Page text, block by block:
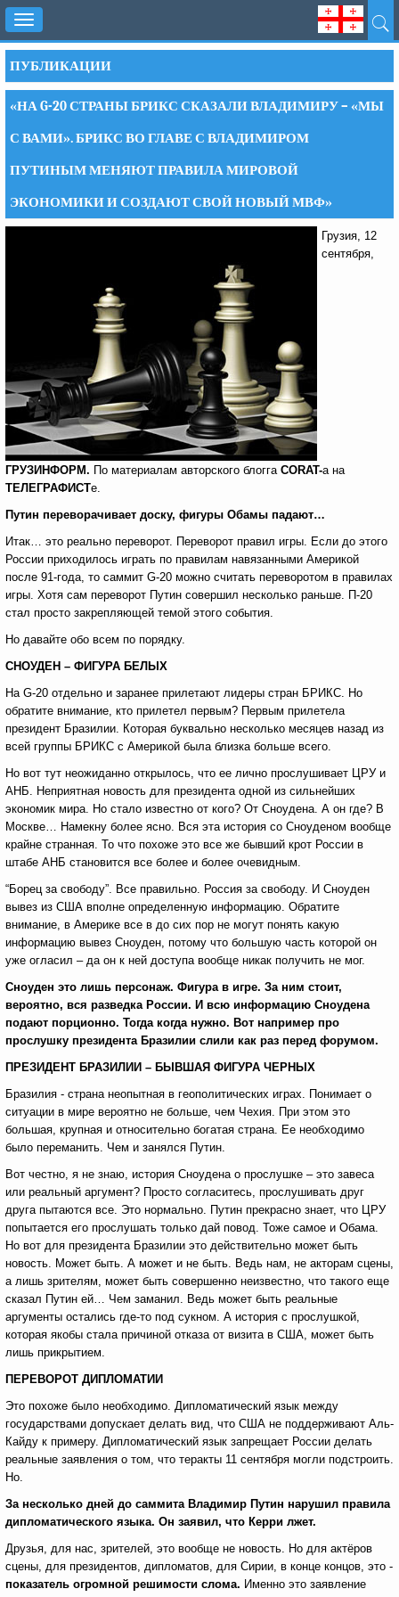
Toggle
navigation
ПУБЛИКАЦИИ
«НА G-20 СТРАНЫ БРИКС СКАЗАЛИ ВЛАДИМИРУ – «МЫ
С ВАМИ». БРИКС ВО ГЛАВЕ С ВЛАДИМИРОМ
ПУТИНЫМ МЕНЯЮТ ПРАВИЛА МИРОВОЙ
ЭКОНОМИКИ И СОЗДАЮТ СВОЙ НОВЫЙ МВФ»
Грузия, 12
сентября,
ГРУЗИНФОРМ. По материалам авторского блогга CORAT-а на
ТЕЛЕГРАФИСТе.
Путин переворачивает доску, фигуры Обамы падают…
Итак… это реально переворот. Переворот правил игры. Если до этого
России приходилось играть по правилам навязанными Америкой
после 91-года, то саммит G-20 можно считать переворотом в правилах
игры. Хотя сам переворот Путин совершил несколько раньше. П-20
стал просто закрепляющей темой этого события.
Но давайте обо всем по порядку.
СНОУДЕН – ФИГУРА БЕЛЫХ
На G-20 отдельно и заранее прилетают лидеры стран БРИКС. Но
обратите внимание, кто прилетел первым? Первым прилетела
президент Бразилии. Которая буквально несколько месяцев назад из
всей группы БРИКС с Америкой была близка больше всего.
Но вот тут неожиданно открылось, что ее лично прослушивает ЦРУ и
АНБ. Неприятная новость для президента одной из сильнейших
экономик мира. Но стало известно от кого? От Сноудена. А он где? В
Москве… Намекну более ясно. Вся эта история со Сноуденом вообще
крайне странная. То что похоже это все же бывший крот России в
штабе АНБ становится все более и более очевидным.
“Борец за свободу”. Все правильно. Россия за свободу. И Сноуден
вывез из США вполне определенную информацию. Обратите
внимание, в Америке все в до сих пор не могут понять какую
информацию вывез Сноуден, потому что большую часть которой он
уже огласил – да он к ней доступа вообще никак получить не мог.
Сноуден это лишь персонаж. Фигура в игре. За ним стоит,
вероятно, вся разведка России. И всю информацию Сноудена
подают порционно. Тогда когда нужно. Вот например про
прослушку президента Бразилии слили как раз перед форумом.
ПРЕЗИДЕНТ БРАЗИЛИИ – БЫВШАЯ ФИГУРА ЧЕРНЫХ
Бразилия - страна неопытная в геополитических играх. Понимает о
ситуации в мире вероятно не больше, чем Чехия. При этом это
большая, крупная и относительно богатая страна. Ее необходимо
было переманить. Чем и занялся Путин.
Вот честно, я не знаю, история Сноудена о прослушке – это завеса
или реальный аргумент? Просто согласитесь, прослушивать друг
друга пытаются все. Это нормально. Путин прекрасно знает, что ЦРУ
попытается его прослушать только дай повод. Тоже самое и Обама.
Но вот для президента Бразилии это действительно может быть
новость. Может быть. А может и не быть. Ведь нам, не акторам сцены,
а лишь зрителям, может быть совершенно неизвестно, что такого еще
сказал Путин ей… Чем заманил. Ведь может быть реальные
аргументы остались где-то под сукном. А история с прослушкой,
которая якобы стала причиной отказа от визита в США, может быть
лишь прикрытием.
ПЕРЕВОРОТ ДИПЛОМАТИИ
Это похоже было необходимо. Дипломатический язык между
государствами допускает делать вид, что США не поддерживают Аль-
Кайду к примеру. Дипломатический язык запрещает России делать
реальные заявления о том, что теракты 11 сентября могли подстроить.
Но.
За несколько дней до саммита Владимир Путин нарушил правила
дипломатического языка. Он заявил, что Керри лжет.
Друзья, для нас, зрителей, это вообще не новость. Но для актёров
сцены, для президентов, дипломатов, для Сирии, в конце концов, это -
показатель огромной решимости слома. Именно это заявление